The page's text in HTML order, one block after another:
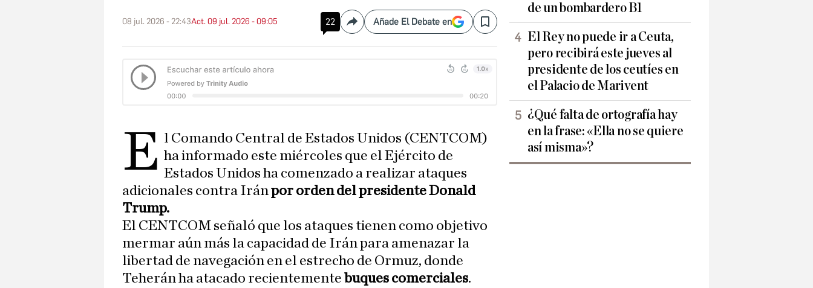
08 jul. 2026 - 22:43Act. 09 jul. 2026 - 09:05 22 CompartirAñade El Debate en Save
E l Comando Central de Estados Unidos (CENTCOM)
ha informado este miércoles que el Ejército de
Estados Unidos ha comenzado a realizar ataques
adicionales contra Iránpor orden del presidente Donald
Trump.
El CENTCOM señaló que los ataques tienen como objetivo
mermar aún más la capacidad de Irán para amenazar la
libertad de navegación en el estrecho de Ormuz, donde
Teherán ha atacado recientemente buques comerciales.
de un bombardero B1
El Rey no puede ir a Ceuta,
pero recibirá este jueves al
presidente de los ceutíes en
el Palacio de Marivent
¿Qué falta de ortografía hay
en la frase: «Ella no se quiere
así misma»?